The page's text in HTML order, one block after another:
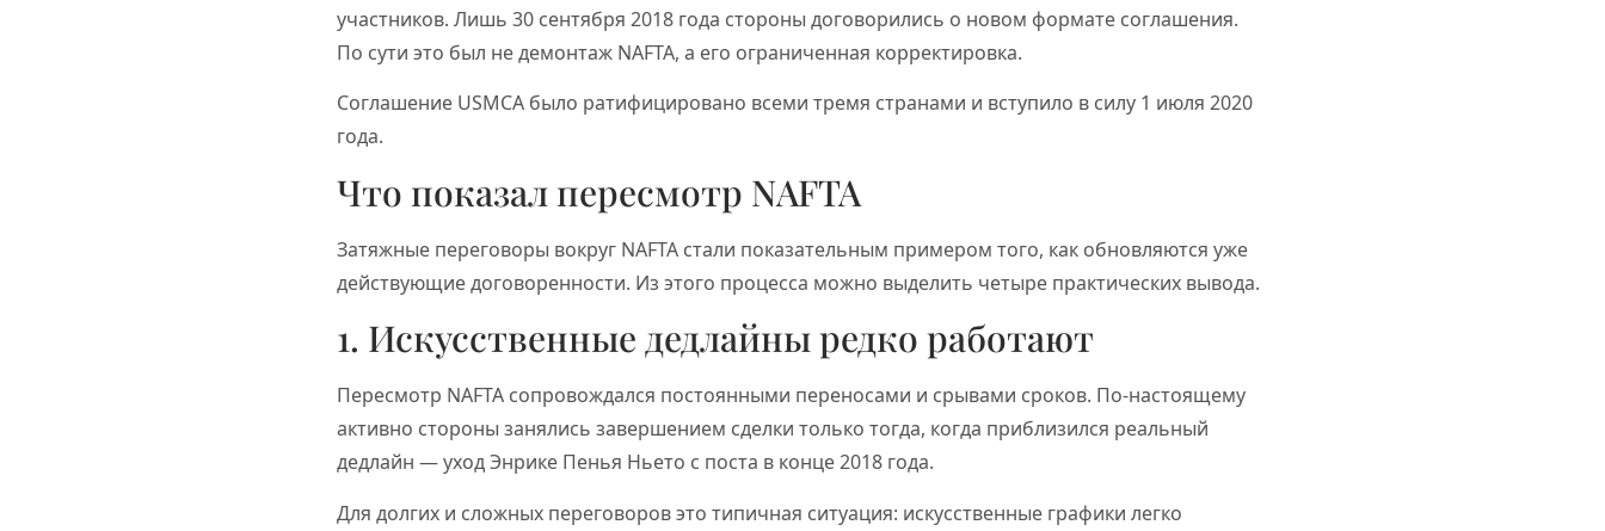
участников. Лишь 30 сентября 2018 года стороны договорились о новом формате соглашения.
По сути это был не демонтаж NAFTA, а его ограниченная корректировка.
Соглашение USMCA было ратифицировано всеми тремя странами и вступило в силу 1 июля 2020
года.
Что показал пересмотр NAFTA
Затяжные переговоры вокруг NAFTA стали показательным примером того, как обновляются уже
действующие договоренности. Из этого процесса можно выделить четыре практических вывода.
1. Искусственные дедлайны редко работают
Пересмотр NAFTA сопровождался постоянными переносами и срывами сроков. По-настоящему
активно стороны занялись завершением сделки только тогда, когда приблизился реальный
дедлайн — уход Энрике Пенья Ньето с поста в конце 2018 года.
Для долгих и сложных переговоров это типичная ситуация: искусственные графики легко